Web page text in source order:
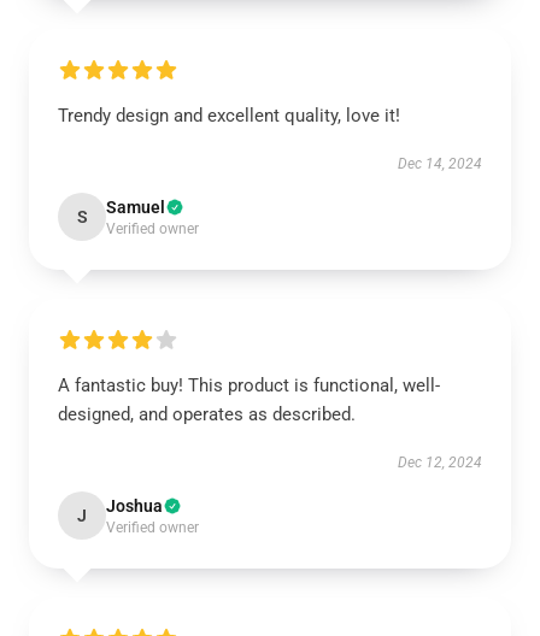
Trendy design and excellent quality, love it!
Dec 14, 2024
S Samuel
Verified owner
A fantastic buy! This product is functional, well-
designed, and operates as described.
Dec 12, 2024
J Joshua
Verified owner